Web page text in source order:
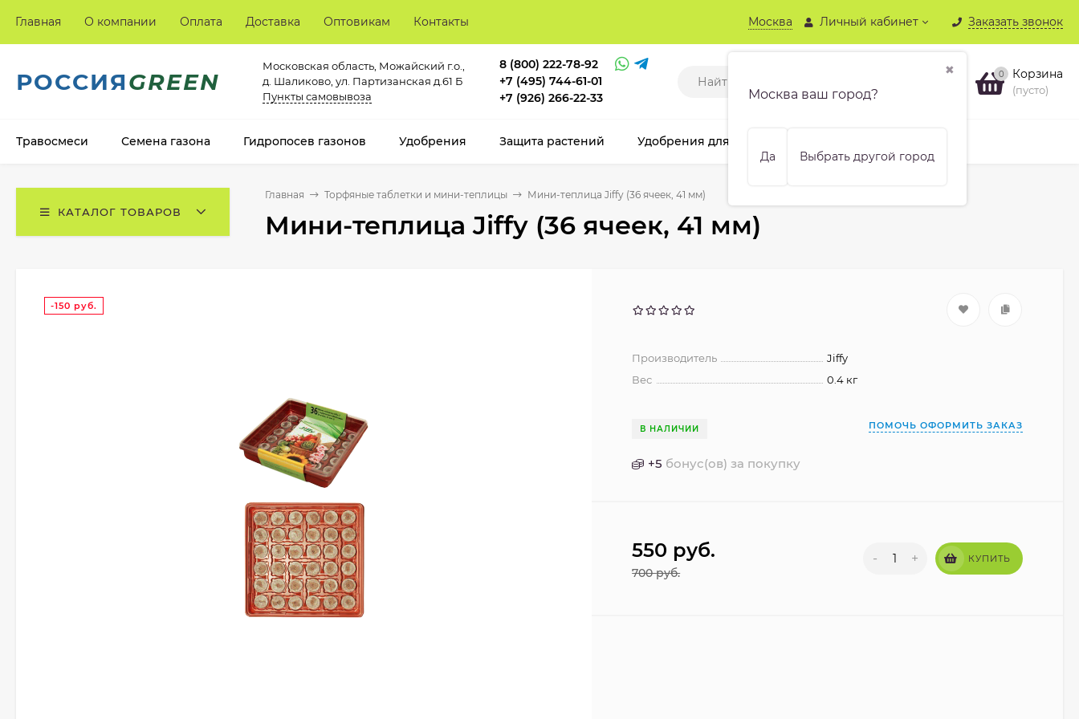
Москва
✖
Москва ваш город?
Да Выбрать другой город
Личный кабинет Заказать звонок
Главная О компании Оплата Доставка Оптовикам Контакты
РОССИЯGREEN
Московская область, Можайский г.о.,
д. Шаликово, ул. Партизанская д.61 Б
Пункты самовывоза
8 (800) 222-78-92
+7 (495) 744-61-01
+7 (926) 266-22-33
0 Корзина
(пусто)
Травосмеси Семена газона Гидропосев газонов Удобрения Защита растений Удобрения для хвойных
КАТАЛОГ ТОВАРОВ
Главная Торфяные таблетки и мини-теплицы Мини-теплица Jiffy (36 ячеек, 41 мм)
Мини-теплица Jiffy (36 ячеек, 41 мм)
-150 руб.
Производитель
Jiffy
Вес
0.4 кг
В НАЛИЧИИ ПОМОЧЬ ОФОРМИТЬ ЗАКАЗ
+5 бонус(ов) за покупку
550 руб.
700руб.
- + КУПИТЬ